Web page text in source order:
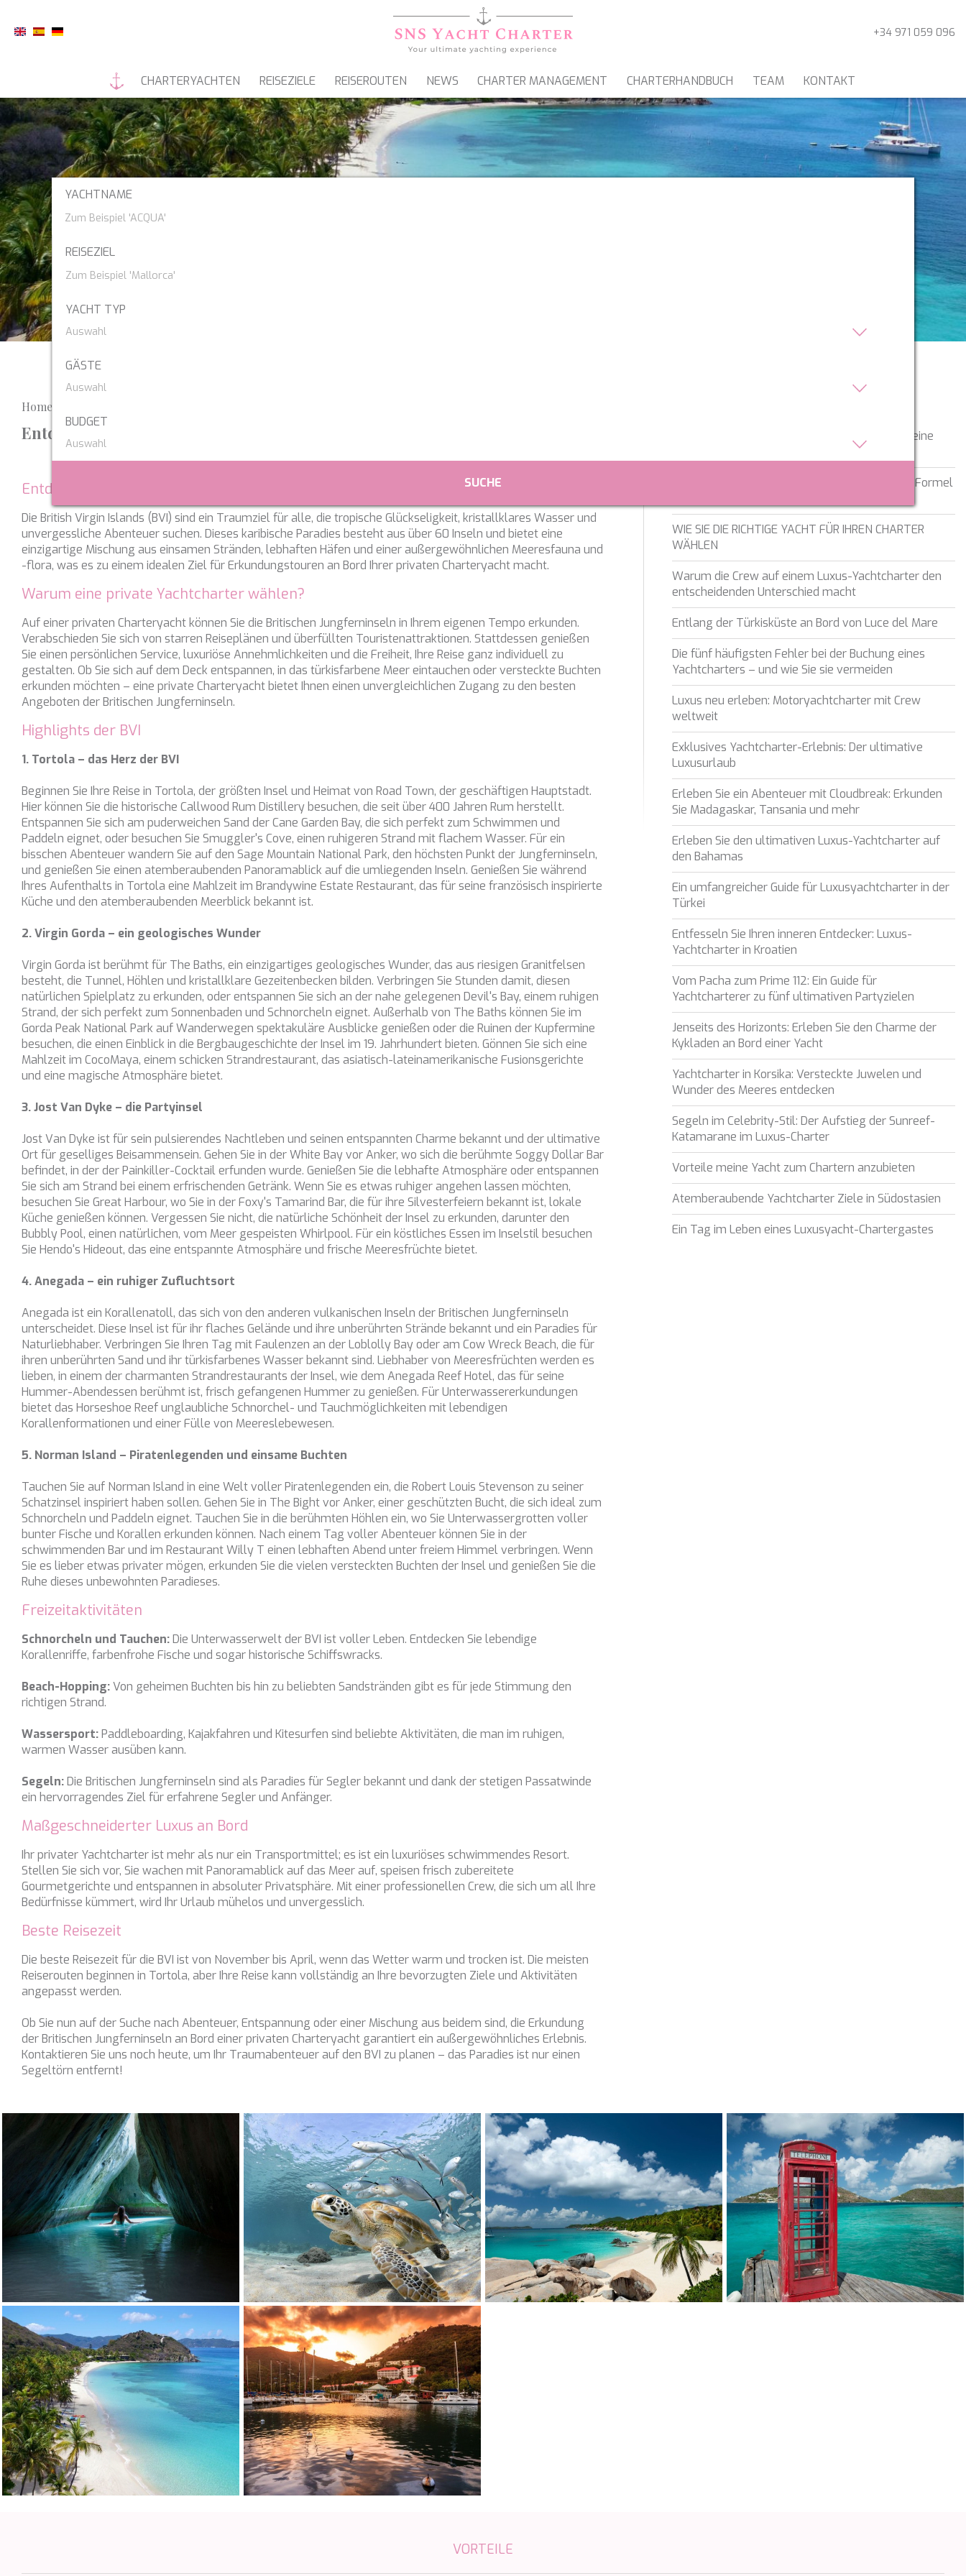
+34 971 059 096
CHARTERYACHTEN
MOTORYACHTEN SEGELYACHTEN GULETS & MOTORSEGLER KATAMARANE
REISEZIELE REISEROUTEN NEWS CHARTER MANAGEMENT CHARTERHANDBUCH TEAM KONTAKT
YACHTNAME
55 FIFTYFIVE
7X
A-PLAN
ABOVE & BEYOND
ABUNDANCE
ACAPELLA
AD ASTRA
AIZU
AKASTI
AKIRA
ALALYA
ALFA MARIO
ALICE
ALOIA 80
ALTEYA
ALVIUM
AMADA MIA
ANAVI
ANDILIS
ANETTA
ANGRA TOO
ANIMA
ANIMA MARIS
ANKA
ANNABEL II
ANOTHER ONE
ANTHEYA III
APHAEA
AQUA LIBRA
ARAGO
ARAGON
ARAOK
ARCHSEA
ARGO
ARION
ASLEC 4
AURA I
B.A.13
B4
BABY I
BACCARAT
BARRACUDA III
BELLEZZA
BELUGA
BENITA BLUE
BEST OFF
BEYOND
BLACK PEARL
BLEU DE NIMES
BLUE TIME
CALADAN
CALYPSO I
CANER IV
CAPRI I
CARMEN
CAROM
CATCH ME
CHAKRA
CHAMPAGNE HIPPY
CHARADE
CHRISTINA O
CLOUD IX
CLOUDBREAK
CONSTANTER
CORE
CORNELIA
CORSARIO
D5
DAIMA
DALMATINO
DAMARI
DANIDA
DANZAS
DARLIN
DAY OFF
DB9
DE LISLE III
DE ZEUS
REISEZIEL
Südpazifik
Karibik & Bahamas
Türkei
Kroatien
Griechenland
Kroatien
Türkei
Frankreich
Türkei
Griechenland
Balearen
Indischer Ozean
Griechenland
Italien
Italien
Kroatien
Frankreich
Kroatien
Griechenland
Karibik & Bahamas
Indischer Ozean
Balearen
Türkei
Italien
Italien
Kroatien
Frankreich
Südostasien
Südpazifik
Türkei
Türkei
Kroatien
Karibik & Bahamas
YACHT TYP
GÄSTE
BUDGET
Home
Entdecken Sie die British Virgin Islands an Bord Ihrer privaten Charteryacht
Entdecken Sie die Britischen Jungferninseln an Bord Ihrer privaten Charteryacht
Die British Virgin Islands (BVI) sind ein Traumziel für alle, die tropische Glückseligkeit, kristallklares Wasser und
unvergessliche Abenteuer suchen. Dieses karibische Paradies besteht aus über 60 Inseln und bietet eine
einzigartige Mischung aus einsamen Stränden, lebhaften Häfen und einer außergewöhnlichen Meeresfauna und
-flora, was es zu einem idealen Ziel für Erkundungstouren an Bord Ihrer privaten Charteryacht macht.
Warum eine private Yachtcharter wählen?
Auf einer privaten Charteryacht können Sie die Britischen Jungferninseln in Ihrem eigenen Tempo erkunden.
Verabschieden Sie sich von starren Reiseplänen und überfüllten Touristenattraktionen. Stattdessen genießen
Sie einen persönlichen Service, luxuriöse Annehmlichkeiten und die Freiheit, Ihre Reise ganz individuell zu
gestalten. Ob Sie sich auf dem Deck entspannen, in das türkisfarbene Meer eintauchen oder versteckte Buchten
erkunden möchten – eine private Charteryacht bietet Ihnen einen unvergleichlichen Zugang zu den besten
Angeboten der Britischen Jungferninseln.
Highlights der BVI
1. Tortola – das Herz der BVI
Beginnen Sie Ihre Reise in Tortola, der größten Insel und Heimat von Road Town, der geschäftigen Hauptstadt.
Hier können Sie die historische Callwood Rum Distillery besuchen, die seit über 400 Jahren Rum herstellt.
Entspannen Sie sich am puderweichen Sand der Cane Garden Bay, die sich perfekt zum Schwimmen und
Paddeln eignet, oder besuchen Sie Smuggler's Cove, einen ruhigeren Strand mit flachem Wasser. Für ein
bisschen Abenteuer wandern Sie auf den Sage Mountain National Park, den höchsten Punkt der Jungferninseln,
und genießen Sie einen atemberaubenden Panoramablick auf die umliegenden Inseln. Genießen Sie während
Ihres Aufenthalts in Tortola eine Mahlzeit im Brandywine Estate Restaurant, das für seine französisch inspirierte
Küche und den atemberaubenden Meerblick bekannt ist.
2. Virgin Gorda – ein geologisches Wunder
Virgin Gorda ist berühmt für The Baths, ein einzigartiges geologisches Wunder, das aus riesigen Granitfelsen
besteht, die Tunnel, Höhlen und kristallklare Gezeitenbecken bilden. Verbringen Sie Stunden damit, diesen
natürlichen Spielplatz zu erkunden, oder entspannen Sie sich an der nahe gelegenen Devil's Bay, einem ruhigen
Strand, der sich perfekt zum Sonnenbaden und Schnorcheln eignet. Außerhalb von The Baths können Sie im
Gorda Peak National Park auf Wanderwegen spektakuläre Ausblicke genießen oder die Ruinen der Kupfermine
besuchen, die einen Einblick in die Bergbaugeschichte der Insel im 19. Jahrhundert bieten. Gönnen Sie sich eine
Mahlzeit im CocoMaya, einem schicken Strandrestaurant, das asiatisch-lateinamerikanische Fusionsgerichte
und eine magische Atmosphäre bietet.
3. Jost Van Dyke – die Partyinsel
Jost Van Dyke ist für sein pulsierendes Nachtleben und seinen entspannten Charme bekannt und der ultimative
Ort für geselliges Beisammensein. Gehen Sie in der White Bay vor Anker, wo sich die berühmte Soggy Dollar Bar
befindet, in der der Painkiller-Cocktail erfunden wurde. Genießen Sie die lebhafte Atmosphäre oder entspannen
Sie sich am Strand bei einem erfrischenden Getränk. Wenn Sie es etwas ruhiger angehen lassen möchten,
besuchen Sie Great Harbour, wo Sie in der Foxy's Tamarind Bar, die für ihre Silvesterfeiern bekannt ist, lokale
Küche genießen können. Vergessen Sie nicht, die natürliche Schönheit der Insel zu erkunden, darunter den
Bubbly Pool, einen natürlichen, vom Meer gespeisten Whirlpool. Für ein köstliches Essen im Inselstil besuchen
Sie Hendo's Hideout, das eine entspannte Atmosphäre und frische Meeresfrüchte bietet.
4. Anegada – ein ruhiger Zufluchtsort
Anegada ist ein Korallenatoll, das sich von den anderen vulkanischen Inseln der Britischen Jungferninseln
unterscheidet. Diese Insel ist für ihr flaches Gelände und ihre unberührten Strände bekannt und ein Paradies für
Naturliebhaber. Verbringen Sie Ihren Tag mit Faulenzen an der Loblolly Bay oder am Cow Wreck Beach, die für
ihren unberührten Sand und ihr türkisfarbenes Wasser bekannt sind. Liebhaber von Meeresfrüchten werden es
lieben, in einem der charmanten Strandrestaurants der Insel, wie dem Anegada Reef Hotel, das für seine
Hummer-Abendessen berühmt ist, frisch gefangenen Hummer zu genießen. Für Unterwassererkundungen
bietet das Horseshoe Reef unglaubliche Schnorchel- und Tauchmöglichkeiten mit lebendigen
Korallenformationen und einer Fülle von Meereslebewesen.
5. Norman Island – Piratenlegenden und einsame Buchten
Tauchen Sie auf Norman Island in eine Welt voller Piratenlegenden ein, die Robert Louis Stevenson zu seiner
Schatzinsel inspiriert haben sollen. Gehen Sie in The Bight vor Anker, einer geschützten Bucht, die sich ideal zum
Schnorcheln und Paddeln eignet. Tauchen Sie in die berühmten Höhlen ein, wo Sie Unterwassergrotten voller
bunter Fische und Korallen erkunden können. Nach einem Tag voller Abenteuer können Sie in der
schwimmenden Bar und im Restaurant Willy T einen lebhaften Abend unter freiem Himmel verbringen. Wenn
Sie es lieber etwas privater mögen, erkunden Sie die vielen versteckten Buchten der Insel und genießen Sie die
Ruhe dieses unbewohnten Paradieses.
Freizeitaktivitäten
Schnorcheln und Tauchen:Die Unterwasserwelt der BVI ist voller Leben. Entdecken Sie lebendige
Korallenriffe, farbenfrohe Fische und sogar historische Schiffswracks.
Beach-Hopping:Von geheimen Buchten bis hin zu beliebten Sandstränden gibt es für jede Stimmung den
richtigen Strand.
Wassersport:Paddleboarding, Kajakfahren und Kitesurfen sind beliebte Aktivitäten, die man im ruhigen,
warmen Wasser ausüben kann.
Segeln:Die Britischen Jungferninseln sind als Paradies für Segler bekannt und dank der stetigen Passatwinde
ein hervorragendes Ziel für erfahrene Segler und Anfänger.
Maßgeschneiderter Luxus an Bord
Ihr privater Yachtcharter ist mehr als nur ein Transportmittel; es ist ein luxuriöses schwimmendes Resort.
Stellen Sie sich vor, Sie wachen mit Panoramablick auf das Meer auf, speisen frisch zubereitete
Gourmetgerichte und entspannen in absoluter Privatsphäre. Mit einer professionellen Crew, die sich um all Ihre
Bedürfnisse kümmert, wird Ihr Urlaub mühelos und unvergesslich.
Beste Reisezeit
Die beste Reisezeit für die BVI ist von November bis April, wenn das Wetter warm und trocken ist. Die meisten
Reiserouten beginnen in Tortola, aber Ihre Reise kann vollständig an Ihre bevorzugten Ziele und Aktivitäten
angepasst werden.
Ob Sie nun auf der Suche nach Abenteuer, Entspannung oder einer Mischung aus beidem sind, die Erkundung
der Britischen Jungferninseln an Bord einer privaten Charteryacht garantiert ein außergewöhnliches Erlebnis.
Kontaktieren Sie uns noch heute, um Ihr Traumabenteuer auf den BVI zu planen – das Paradies ist nur einen
Segeltörn entfernt!
Superyachten aus Below Deck – und wie man eine
Monaco Grand Prix Yacht Charter: Wie man die Formel
WIE SIE DIE RICHTIGE YACHT FÜR IHREN CHARTER
WÄHLEN
Warum die Crew auf einem Luxus-Yachtcharter den
entscheidenden Unterschied macht
Entlang der Türkisküste an Bord von Luce del Mare
Die fünf häufigsten Fehler bei der Buchung eines
Yachtcharters – und wie Sie sie vermeiden
Luxus neu erleben: Motoryachtcharter mit Crew
weltweit
Exklusives Yachtcharter-Erlebnis: Der ultimative
Luxusurlaub
Erleben Sie ein Abenteuer mit Cloudbreak: Erkunden
Sie Madagaskar, Tansania und mehr
Erleben Sie den ultimativen Luxus-Yachtcharter auf
den Bahamas
Ein umfangreicher Guide für Luxusyachtcharter in der
Türkei
Entfesseln Sie Ihren inneren Entdecker: Luxus-
Yachtcharter in Kroatien
Vom Pacha zum Prime 112: Ein Guide für
Yachtcharterer zu fünf ultimativen Partyzielen
Jenseits des Horizonts: Erleben Sie den Charme der
Kykladen an Bord einer Yacht
Yachtcharter in Korsika: Versteckte Juwelen und
Wunder des Meeres entdecken
Segeln im Celebrity-Stil: Der Aufstieg der Sunreef-
Katamarane im Luxus-Charter
Vorteile meine Yacht zum Chartern anzubieten
Atemberaubende Yachtcharter Ziele in Südostasien
Ein Tag im Leben eines Luxusyacht-Chartergastes
VORTEILE
Cookies ändern
Technik und Funktional
Diese Website verwendet eigene Cookies, um Informationen zu sammeln, um unsere
Dienste zu verbessern. Wenn Sie weiter surfen, akzeptieren Sie deren Installation. Der
Benutzer hat die Möglichkeit, seinen Browser zu konfigurieren und auf Wunsch zu
dass dies zu Schwierigkeiten beim Navigieren auf der Website führen kann.
Analytik und Anpassung
Sie ermöglichen die Beobachtung und Analyse des Verhaltens der Nutzer dieser
erstellen, um basierend auf der Analyse der Nutzungsdaten der Benutzer des Dienstes
Verbesserungen einzuführen. Sie ermöglichen es uns, die Präferenzinformationen des
Marketing und Publizität
Diese Cookies werden verwendet, um Informationen über die Präferenzen und
persönlichen Entscheidungen des Benutzers durch die kontinuierliche Beobachtung
seiner Surfgewohnheiten zu speichern. Dank ihnen können wir die Surfgewohnheiten
auf der Website kennen und Werbung in Bezug auf das Surfprofil des Benutzers
anzeigen.
Konfiguration speichern Alle akzeptieren